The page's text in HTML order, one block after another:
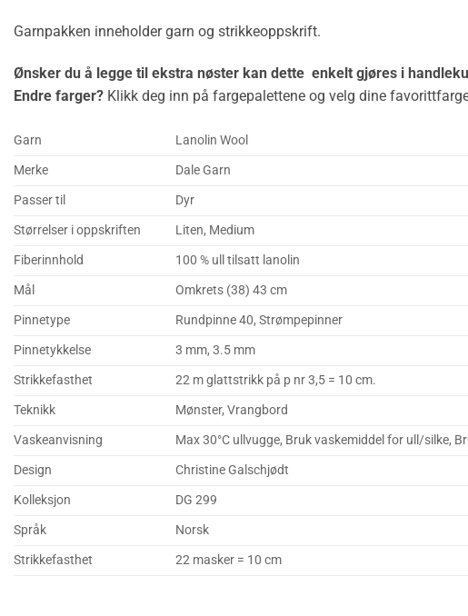
Garnpakken inneholder garn og strikkeoppskrift.
Ønsker du å legge til ekstra nøster kan dette enkelt gjøres i
Endre farger? Klikk deg inn på fargepalettene og velg dine
Garn
Lanolin Wool
Merke
Dale Garn
Passer til
Dyr
Størrelser i oppskriften
Liten, Medium
Fiberinnhold
100 % ull tilsatt lanolin
Mål
Omkrets (38) 43 cm
Pinnetype
Rundpinne 40, Strømpepinner
Pinnetykkelse
3 mm, 3.5 mm
Strikkefasthet
22 m glattstrikk på p nr 3,5 = 10 cm.
Teknikk
Mønster, Vrangbord
Vaskeanvisning
Max 30°C ullvugge, Bruk vaskemiddel for ull/silke,
Design
Christine Galschjødt
Kolleksjon
DG 299
Språk
Norsk
Strikkefasthet
22 masker = 10 cm